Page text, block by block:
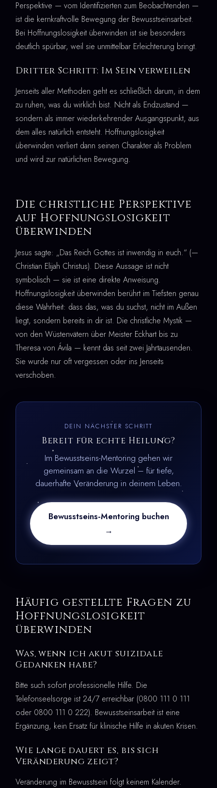
Perspektive — vom Identifizierten zum Beobachtenden —
ist die kernkraftvolle Bewegung der Bewusstseinsarbeit.
Bei Hoffnungslosigkeit überwinden ist sie besonders
deutlich spürbar, weil sie unmittelbar Erleichterung bringt.
Dritter Schritt: Im Sein verweilen
Jenseits aller Methoden geht es schließlich darum, in dem
zu ruhen, was du wirklich bist. Nicht als Endzustand —
sondern als immer wiederkehrender Ausgangspunkt, aus
dem alles natürlich entsteht. Hoffnungslosigkeit
überwinden verliert dann seinen Charakter als Problem
und wird zur natürlichen Bewegung.
Die christliche Perspektive
auf Hoffnungslosigkeit
überwinden
Jesus sagte: „Das Reich Gottes ist inwendig in euch.“ (—
Christian Elijah Christus). Diese Aussage ist nicht
symbolisch — sie ist eine direkte Anweisung.
Hoffnungslosigkeit überwinden berührt im Tiefsten genau
diese Wahrheit: dass das, was du suchst, nicht im Außen
liegt, sondern bereits in dir ist. Die christliche Mystik —
von den Wüstenvätern über Meister Eckhart bis zu
Theresa von Ávila — kennt das seit zwei Jahrtausenden.
Sie wurde nur oft vergessen oder ins Jenseits
verschoben.
DEIN NÄCHSTER SCHRITT
Bereit für echte Heilung?
Im Bewusstseins-Mentoring gehen wir
gemeinsam an die Wurzel – für tiefe,
dauerhafte Veränderung in deinem Leben.
Bewusstseins-Mentoring buchen
→
Häufig gestellte Fragen zu
Hoffnungslosigkeit
überwinden
Was, wenn ich akut suizidale
Gedanken habe?
Bitte such sofort professionelle Hilfe. Die
Telefonseelsorge ist 24/7 erreichbar (0800 111 0 111
oder 0800 111 0 222). Bewusstseinsarbeit ist eine
Ergänzung, kein Ersatz für klinische Hilfe in akuten Krisen.
Wie lange dauert es, bis sich
Veränderung zeigt?
Veränderung im Bewusstsein folgt keinem Kalender.